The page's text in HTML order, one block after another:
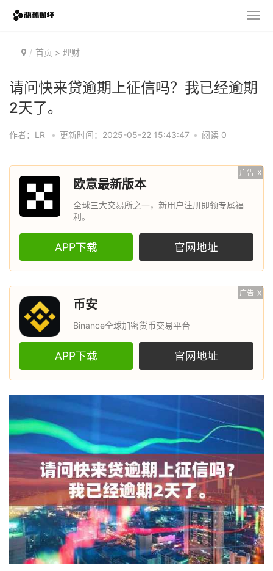
首页 > 理财
请问快来贷逾期上征信吗？我已经逾期
2天了。
作者：LR • 更新时间：2025-05-22 15:43:47 • 阅读 0
广告 X
欧意最新版本
全球三大交易所之一，新用户注册即领专属福
利。
APP下载 官网地址
广告 X
币安
Binance全球加密货币交易平台
APP下载 官网地址